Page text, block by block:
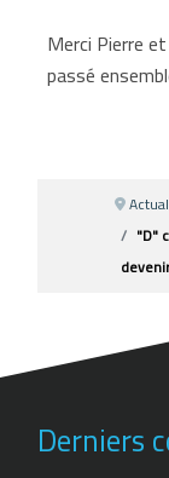
Merci Pierre
passé
"D"
Derniers